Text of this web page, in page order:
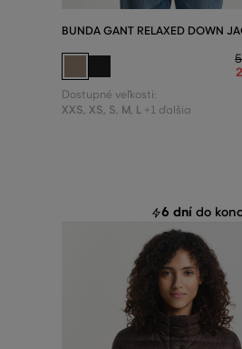
BUNDA GANT RELAXED DOWN
Dostupné veľkosti:
XXS, XS, S, M, L +1 ďalšia
6 dní do